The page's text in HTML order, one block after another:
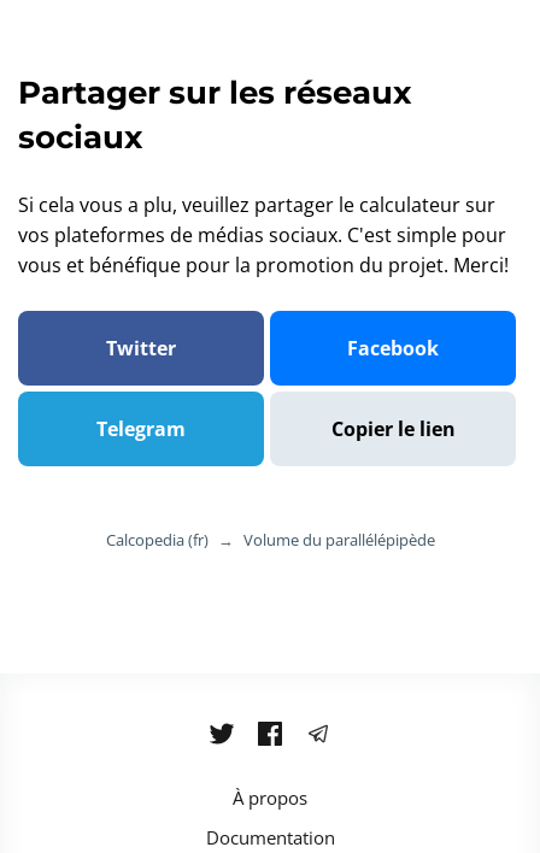
Partager sur les réseaux
sociaux
Si cela vous a plu, veuillez partager le calculateur sur
vos plateformes de médias sociaux. C'est simple pour
vous et bénéfique pour la promotion du projet. Merci!
Twitter Facebook
Telegram Copier le lien
Calcopedia (fr) → Volume du parallélépipède
À propos
Documentation